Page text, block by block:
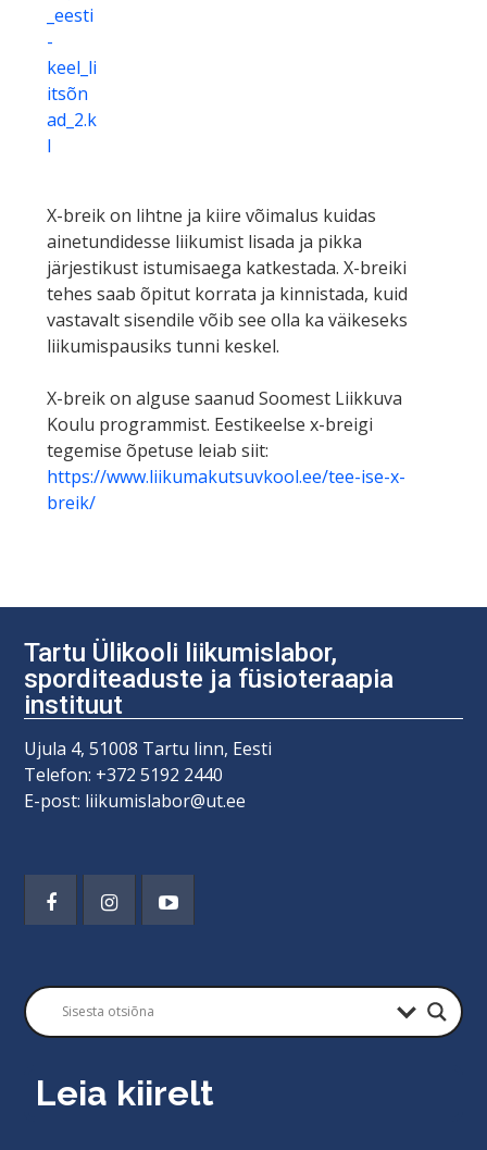
_eesti
-
keel_li
itsõn
ad_2.k
l
X-breik on lihtne ja kiire võimalus kuidas
ainetundidesse liikumist lisada ja pikka
järjestikust istumisaega katkestada. X-breiki
tehes saab õpitut korrata ja kinnistada, kuid
vastavalt sisendile võib see olla ka väikeseks
liikumispausiks tunni keskel.
X-breik on alguse saanud Soomest Liikkuva
Koulu programmist. Eestikeelse x-breigi
tegemise õpetuse leiab siit:
https://www.liikumakutsuvkool.ee/tee-ise-x-
breik/
Tartu Ülikooli liikumislabor,
sporditeaduste ja füsioteraapia
instituut
Ujula 4, 51008 Tartu linn, Eesti
Telefon: +372 5192 2440
E-post: liikumislabor@ut.ee
Leia kiirelt